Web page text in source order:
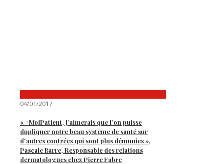
04/01/2017
« #MoiPatient, j’aimerais que l’on puisse
dupliquer notre beau système de santé sur
d’autres contrées qui sont plus démunies »,
Pascale Barre, Responsable des relations
dermatologues chez Pierre Fabre